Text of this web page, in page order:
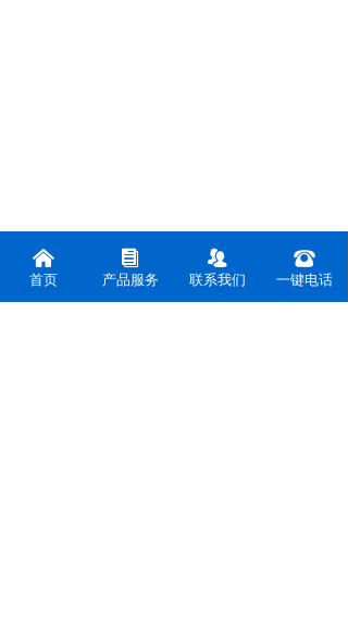
낀
首页
뀴
产品服务
뀡
联系我们
뀰
一键电话